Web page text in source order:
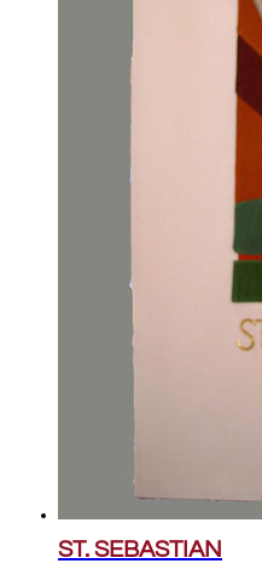
ST. SEBASTIAN